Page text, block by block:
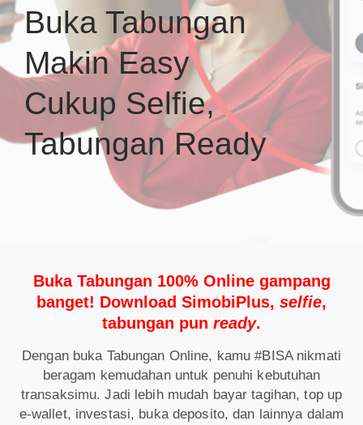
Buka Tabungan
Makin Easy
Cukup Selfie,
Tabungan Ready
Buka Tabungan 100% Online gampang
banget! Download SimobiPlus, selfie,
tabungan pun ready.
Dengan buka Tabungan Online, kamu #BISA nikmati
beragam kemudahan untuk penuhi kebutuhan
transaksimu. Jadi lebih mudah bayar tagihan, top up
e-wallet, investasi, buka deposito, dan lainnya dalam